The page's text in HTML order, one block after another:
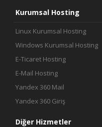
Kurumsal Hosting
Linux Kurumsal Hosting
Windows Kurumsal Hosting
E-Ticaret Hosting
E-Mail Hosting
Yandex 360 Mail
Yandex 360 Giriş
Diğer Hizmetler